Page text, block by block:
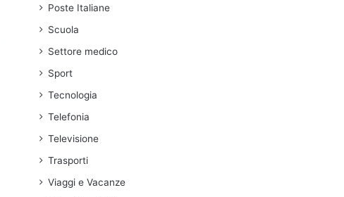
Poste Italiane
Scuola
Settore medico
Sport
Tecnologia
Telefonia
Televisione
Trasporti
Viaggi e Vacanze